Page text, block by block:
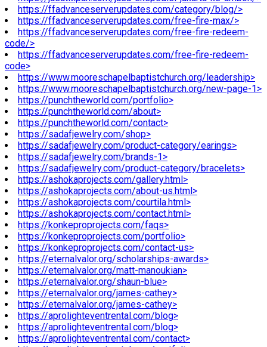
https://ffadvanceserverupdates.com/category/blog/>
https://ffadvanceserverupdates.com/free-fire-max/>
https://ffadvanceserverupdates.com/free-fire-redeem-
code/>
https://ffadvanceserverupdates.com/free-fire-redeem-
code>
https://www.mooreschapelbaptistchurch.org/leadership>
https://www.mooreschapelbaptistchurch.org/new-page-1>
https://punchtheworld.com/portfolio>
https://punchtheworld.com/about>
https://punchtheworld.com/contact>
https://sadafjewelry.com/shop>
https://sadafjewelry.com/product-category/earings>
https://sadafjewelry.com/brands-1>
https://sadafjewelry.com/product-category/bracelets>
https://ashokaprojects.com/gallery.html>
https://ashokaprojects.com/about-us.html>
https://ashokaprojects.com/courtila.html>
https://ashokaprojects.com/contact.html>
https://konkeproprojects.com/faqs>
https://konkeproprojects.com/portfolio>
https://konkeproprojects.com/contact-us>
https://eternalvalor.org/scholarships-awards>
https://eternalvalor.org/matt-manoukian>
https://eternalvalor.org/shaun-blue>
https://eternalvalor.org/james-cathey>
https://eternalvalor.org/james-cathey>
https://aprolighteventrental.com/blog>
https://aprolighteventrental.com/blog>
https://aprolighteventrental.com/contact>